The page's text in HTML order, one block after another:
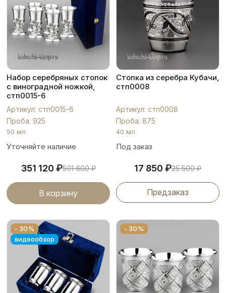
Набор серебряных стопок
с виноградной ножкой,
стп0015-6
Артикул: стп0015-6
Проба: 925
50 мл
Уточняйте наличие
351 120 ₽501 600₽
В корзину
Стопка из серебра Кубачи,
стп0008
Артикул: стп0008
Проба: 875
40 мл
Под заказ
17 850 ₽25 500₽
Предзаказ
- 30%
видеообзор
- 30%